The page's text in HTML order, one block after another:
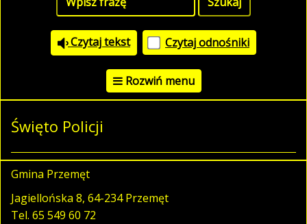
Czytaj tekst Czytaj odnośniki
Rozwiń menu
Święto Policji
Gmina Przemęt
Jagiellońska 8, 64-234 Przemęt
Tel. 65 549 60 72